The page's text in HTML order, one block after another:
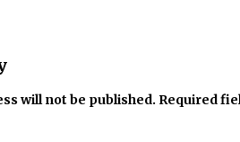
will not be published. Required